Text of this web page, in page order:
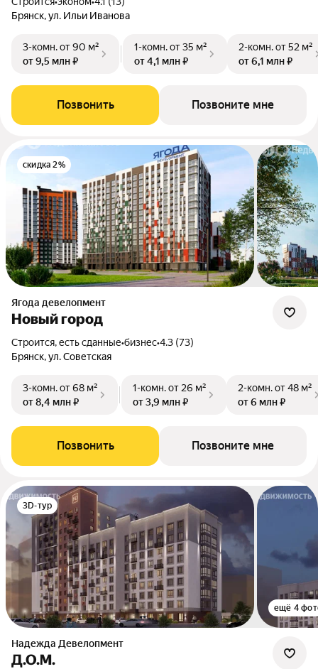
Брянск, ул. Ильи Иванова
3-комн.от 90 м²
от 9,5 млн ₽
1-комн.от 35 м²
от 4,1 млн ₽
2-комн.от 52 м²
от 6,1 млн ₽
Позвонить Позвоните мне
скидка 2%
Ягода девелопмент
Новый город
Строится, есть сданные•бизнес•4.3 (73)
Брянск, ул. Советская
3-комн.от 68 м²
от 8,4 млн ₽
1-комн.от 26 м²
от 3,9 млн ₽
2-комн.от 48 м²
от 6 млн ₽
Позвонить Позвоните мне
3D-тур
ещё 4
Надежда Девелопмент
Д.О.М.